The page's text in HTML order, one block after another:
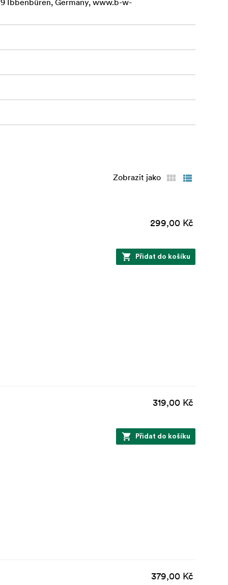
Ibbenbüren, Germany, www.b-w-
Zobrazit jako
299,00 Kč
Přidat do košíku
319,00 Kč
Přidat do košíku
379,00 Kč